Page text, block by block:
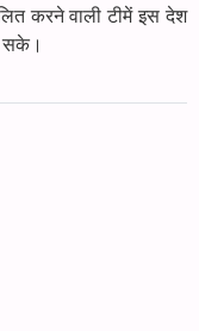
करने वाली टीमें इस देश
सके।